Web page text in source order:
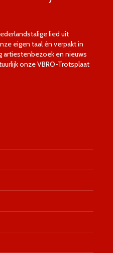
lied uit
eigen taal én verpakt in
artiestenbezoek en nieuws
onze VBRO-Trotsplaat